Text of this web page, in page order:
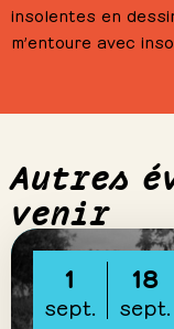
insolentes en
m’entoure avec
Autres
venir
1
sept.
18
sept.